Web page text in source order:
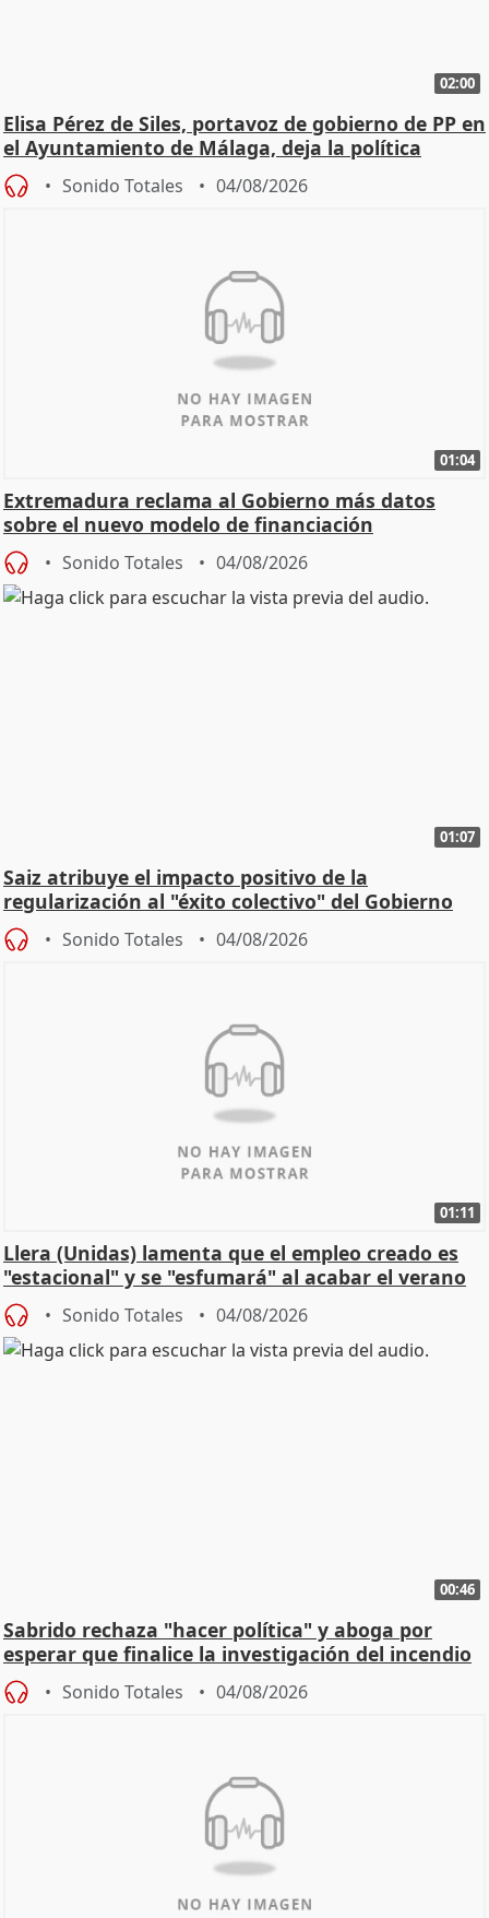
02:00
Elisa Pérez de Siles, portavoz de gobierno de PP en
el Ayuntamiento de Málaga, deja la política
Sonido Totales 04/08/2026
01:04
Extremadura reclama al Gobierno más datos
sobre el nuevo modelo de financiación
Sonido Totales 04/08/2026
01:07
Saiz atribuye el impacto positivo de la
regularización al "éxito colectivo" del Gobierno
Sonido Totales 04/08/2026
01:11
Llera (Unidas) lamenta que el empleo creado es
"estacional" y se "esfumará" al acabar el verano
Sonido Totales 04/08/2026
00:46
Sabrido rechaza "hacer política" y aboga por
esperar que finalice la investigación del incendio
Sonido Totales 04/08/2026